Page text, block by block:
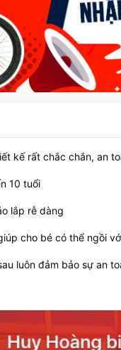
kế rất chắc chắn, an
10 tuổi
lắp rễ dàng
cho bé có thể ngồi
luôn đảm bảo sự an